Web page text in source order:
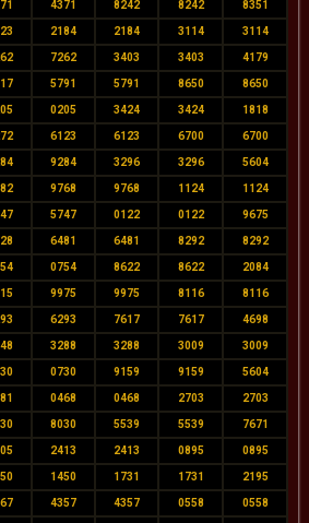
4371 8242 8242 8351
2184 2184 3114 3114
7262 3403 3403 4179
5791 5791 8650 8650
0205 3424 3424 1818
6123 6123 6700 6700
9284 3296 3296 5604
9768 9768 1124 1124
5747 0122 0122 9675
6481 6481 8292 8292
0754 8622 8622 2084
9975 9975 8116 8116
6293 7617 7617 4698
3288 3288 3009 3009
0730 9159 9159 5604
0468 0468 2703 2703
8030 5539 5539 7671
2413 2413 0895 0895
1450 1731 1731 2195
4357 4357 0558 0558